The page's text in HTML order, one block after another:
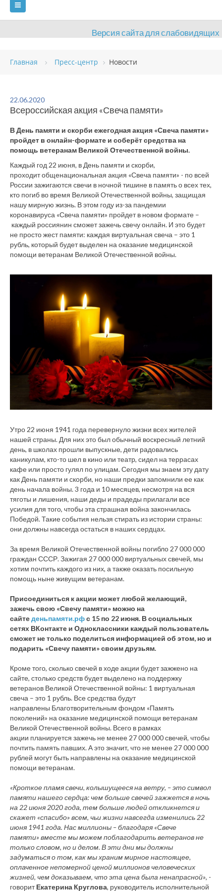
Версия сайта для слабовидящих
ГЛАВНАЯ
ВИДЫ СПОРТА
ОЦЕНКА КАЧЕСТВА ОБРАЗОВАНИЯ ВАКАНСИИ
Главная Пресс-центр Новости
22.06.2020
Всероссийская акция «Свеча памяти»
В День памяти и скорби ежегодная акция «Свеча памяти»
пройдет в онлайн-формате и соберёт средства на
помощь ветеранам Великой Отечественной войны.
Каждый год 22 июня, в День памяти и скорби,
проходит общенациональная акция «Свеча памяти» - по всей
России зажигаются свечи в ночной тишине в память о всех тех,
кто погиб во время Великой Отечественной войны, защищая
нашу мирную жизнь. В этом году из-за пандемии
коронавируса «Свеча памяти» пройдет в новом формате –
каждый россиянин сможет зажечь свечу онлайн. И это будет
не просто жест памяти: каждая виртуальная свеча – это 1
рубль, который будет выделен на оказание медицинской
помощи ветеранам Великой Отечественной войны.
Утро 22 июня 1941 года перевернуло жизни всех жителей
нашей страны. Для них это был обычный воскресный летний
день, в школах прошли выпускные, дети радовались
каникулам, кто-то шел в кино или театр, сидел на террасах
кафе или просто гулял по улицам. Сегодня мы знаем эту дату
как День памяти и скорби, но наши предки запомнили ее как
день начала войны. 3 года и 10 месяцев, несмотря на вся
тяготы и лишения, наши деды и прадеды прилагали все
усилия для того, чтобы эта страшная война закончилась
Победой. Такие события нельзя стирать из истории страны:
они должны навсегда остаться в наших сердцах.
За время Великой Отечественной войны погибло 27 000 000
граждан СССР. Зажигая 27 000 000 виртуальных свечей, мы
хотим почтить каждого из них, а также оказать посильную
помощь ныне живущим ветеранам.
Присоединиться к акции может любой желающий,
зажечь свою «Свечу памяти» можно на
сайтеденьпамяти.рфс 15 по 22 июня. В социальных
сетях ВКонтакте и Одноклассники каждый пользователь
сможет не только поделиться информацией об этом, но и
подарить «Свечу памяти» своим друзьям.
Кроме того, сколько свечей в ходе акции будет зажжено на
сайте, столько средств будет выделено на поддержку
ветеранов Великой Отечественной войны: 1 виртуальная
свеча – это 1 рубль. Все средства будут
направлены Благотворительным фондом «Память
поколений» на оказание медицинской помощи ветеранам
Великой Отечественной войны. Всего в рамках
акции планируется зажечь не менее 27 000 000 свечей, чтобы
почтить память павших. А это значит, что не менее 27 000 000
рублей могут быть направлены на оказание медицинской
помощи ветеранам.
«Кроткое пламя свечи, колышущееся на ветру, – это символ
памяти нашего сердца: чем больше свечей зажжется в ночь
на 22 июня 2020 года, тем больше людей откликнется и
скажет «спасибо» всем, чьи жизни навсегда изменились 22
июня 1941 года. Нас миллионы – благодаря «Свече
памяти» вместе мы можем поблагодарить ветеранов не
только словом, но и делом. В эти дни мы должны
задуматься о том, как мы храним мирное настоящее,
оплаченное непомерной ценой миллионов человеческих
жизней, чем доказываем, что эта цена была ненапрасной», -
говоритЕкатерина Круглова, руководитель исполнительной